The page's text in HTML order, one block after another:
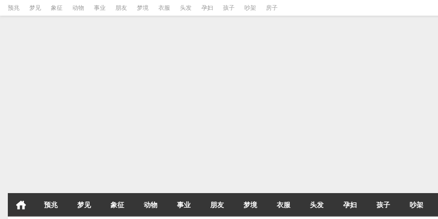
预兆 梦见 象征 动物 事业 朋友 梦境 衣服 头发 孕妇 孩子 吵架 房子
预兆 梦见 象征 动物 事业 朋友 梦境 衣服 头发 孕妇 孩子 吵架